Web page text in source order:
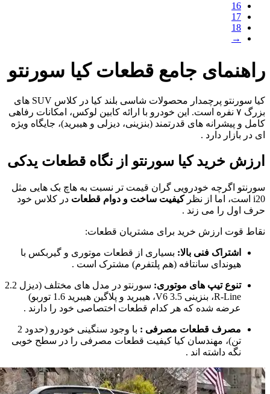
16
17
18
→
راهنمای جامع قطعات کیا سورنتو
کیا سورنتو پرچمدار محصولات شاسی‌ بلند کیا در کلاس SUV های
بزرگ ۷ نفره است. این خودرو با ارائه کابین لوکس، امکانات رفاهی
کامل و پیشرانه‌ های قدرتمند (بنزینی، دیزلی و هیبرید)، جایگاه ویژه‌
ای در بازار دارد .
ارزش خرید کیا سورنتو از نگاه قطعات یدکی
سورنتو اگرچه خودرویی گران‌ قیمت‌ تر نسبت به هاچ‌ بک‌ هایی مثل
i20 است، اما از نظر
کیفیت ساخت و دوام قطعات در کلاس خود
حرف اول را می‌ زند .
نقاط قوت ارزش خرید برای مشتریان قطعات:
اشتراک فنی بالا: بسیاری از قطعات موتوری و گیربکس با
هیوندای سانتافه (هم‌ پلتفرم) مشترک است .
تنوع تیپ‌ های موتوری:
سورنتو در مدل‌ های مختلف (دیزل 2.2
R-Line، بنزینی 3.5 V6، هیبرید و پلاگین هیبرید 1.6 توربو)
عرضه شده که هر کدام قطعات اختصاصی خود را دارند .
مصرف قطعات مصرفی :
با وجود سنگینی خودرو (حدود 2
تن)، مهندسان کیا کیفیت قطعات مصرفی را در سطح خوبی
نگه داشته‌ اند .